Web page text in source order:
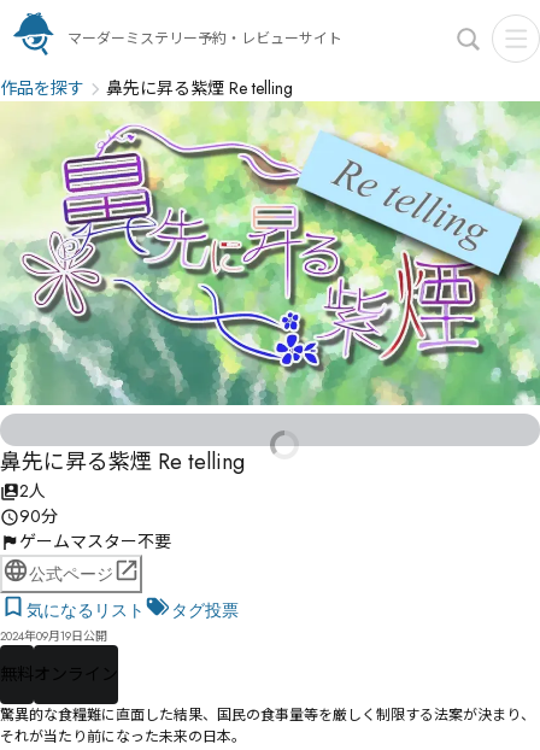
マーダーミステリー予約・レビューサイト
作品を探す 鼻先に昇る紫煙 Re telling
鼻先に昇る紫煙 Re telling
2人
90分
ゲームマスター不要
公式ページ
気になるリスト
タグ投票
2024年09月19日公開
無料 オンライン
驚異的な食糧難に直面した結果、国民の食事量等を厳しく制限する法案が決まり、
それが当たり前になった未来の日本。